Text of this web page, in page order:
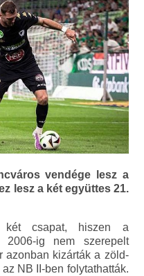
vendége lesz a
lesz a két együttes 21.
két csapat, hiszen a
2006-ig nem szerepelt
azonban kizárták a zöld-
NB II-ben folytathatták.